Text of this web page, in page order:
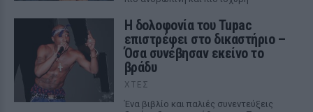
Η δολοφονία του Tupac
επιστρέφει στο δικαστήριο –
Όσα συνέβησαν εκείνο το
βράδυ
ΧΤΕΣ
Ένα βιβλίο και παλιές συνεντεύξεις